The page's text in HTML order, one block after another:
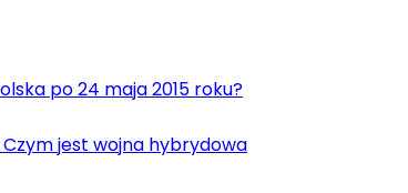
po 24 maja 2015 roku?
jest wojna hybrydowa